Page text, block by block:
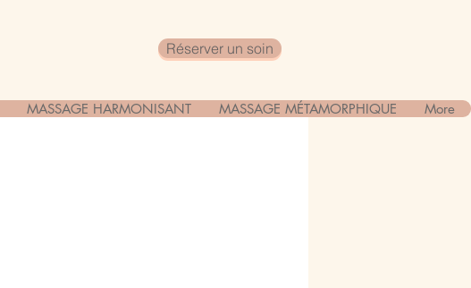
Réserver un soin
MASSAGE HARMONISANT MASSAGE MÉTAMORPHIQUE More